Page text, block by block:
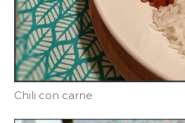
Chili con carne